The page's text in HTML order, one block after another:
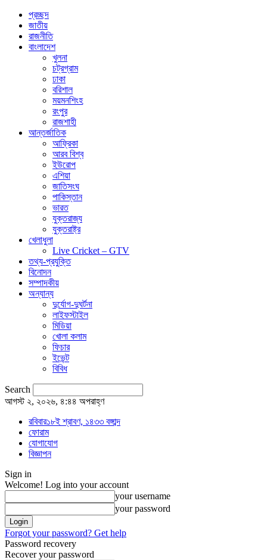
প্রচ্ছদ
জাতীয়
রাজনীতি
বাংলাদেশ
খুলনা
চট্রগ্রাম
ঢাকা
বরিশাল
ময়মনশিংহ
রংপুর
রাজশাহী
আন্তর্জাতিক
আফ্রিকা
আরব বিশ্ব
ইউরোপ
এশিয়া
জাতিসংঘ
পাকিস্তান
ভারত
যুক্তরাজ্য
যুক্তরাষ্ট্র
খেলাধুলা
Live Cricket – GTV
তথ্য-প্রযুক্তি
বিনোদন
সম্পাদকীয়
অন্যান্য
দুর্যোগ-দুঘর্টনা
লাইফস্টাইল
মিডিয়া
খোলা কলাম
ফিচার
ইভেন্ট
বিবিধ
Search
আগস্ট ২, ২০২৬, ৪:৪৪ অপরাহ্ণ
রবিবার১৮ই শ্রাবণ, ১৪৩৩ বঙ্গাব্দ
ফোরাম
যোগাযোগ
বিজ্ঞাপন
Sign in
Welcome! Log into your account
your username
your password
Forgot your password? Get help
Password recovery
Recover your password